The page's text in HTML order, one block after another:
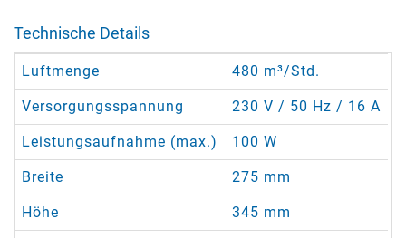
Technische Details
Luftmenge 480 m³/Std.
Versorgungsspannung 230 V / 50 Hz / 16 A
Leistungsaufnahme (max.) 100 W
Breite 275 mm
Höhe 345 mm